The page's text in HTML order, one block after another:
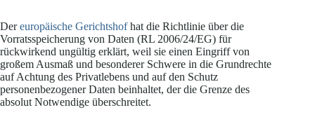
Dereuropäische Gerichtshofhat die Richtlinie über die
Vorratsspeicherung von Daten (RL 2006/24/EG) für
rückwirkend ungültig erklärt, weil sie einen Eingriff von
großem Ausmaß und besonderer Schwere in die Grundrechte
auf Achtung des Privatlebens und auf den Schutz
personenbezogener Daten beinhaltet, der die Grenze des
absolut Notwendige überschreitet.